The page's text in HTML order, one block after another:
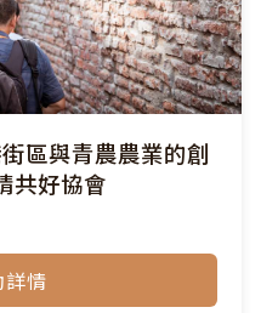
區與青農農業的創
共好協會
詳情